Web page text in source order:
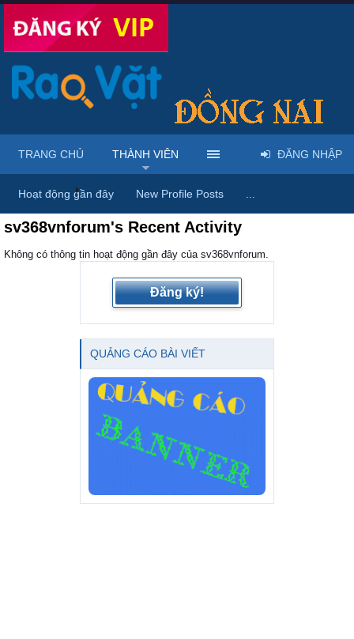
Trang chủ Thành viên
sv368vnforum's Recent Activity
Không có thông tin hoạt động gần đây của sv368vnforum.
Đăng ký!
QUẢNG CÁO BÀI VIẾT
TRANG CHỦ THÀNH VIÊN
Hoạt động gần đây New Profile Posts
ĐĂNG NHẬP